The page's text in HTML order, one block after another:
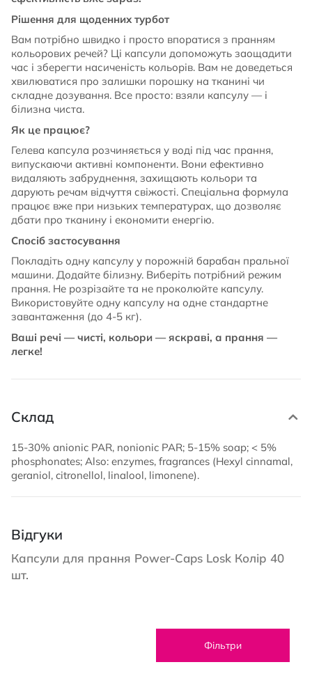
Рішення для щоденних турбот
Вам потрібно швидко і просто впоратися з пранням
кольорових речей? Ці капсули допоможуть заощадити
час і зберегти насиченість кольорів. Вам не доведеться
хвилюватися про залишки порошку на тканині чи
складне дозування. Все просто: взяли капсулу — і
білизна чиста.
Як це працює?
Гелева капсула розчиняється у воді під час прання,
випускаючи активні компоненти. Вони ефективно
видаляють забруднення, захищають кольори та
дарують речам відчуття свіжості. Спеціальна формула
працює вже при низьких температурах, що дозволяє
дбати про тканину і економити енергію.
Спосіб застосування
Покладіть одну капсулу у порожній барабан пральної
машини. Додайте білизну. Виберіть потрібний режим
прання. Не розрізайте та не проколюйте капсулу.
Використовуйте одну капсулу на одне стандартне
завантаження (до 4-5 кг).
Ваші речі — чисті, кольори — яскраві, а прання —
легке!
Склад
15-30% anionic PAR, nonionic PAR; 5-15% soap; < 5%
phosphonates; Also: enzymes, fragrances (Hexyl cinnamal,
geraniol, citronellol, linalool, limonene).
Відгуки
Капсули для прання Power-Caps Losk Колір 40
шт.
Фільтри